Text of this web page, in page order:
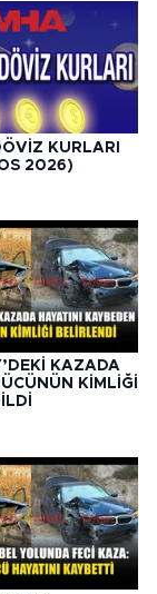
KURLARI
2026)
KAZADA
KİMLİĞİ